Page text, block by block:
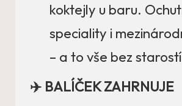
koktejly u baru.
speciality i
– a to vše bez
✈️ BALÍČEK ZAHRNUJE